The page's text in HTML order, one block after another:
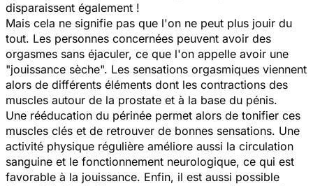
disparaissent également !
Mais cela ne signifie pas que l'on ne peut plus jouir du
tout. Les personnes concernées peuvent avoir des
orgasmes sans éjaculer, ce que l'on appelle avoir une
"jouissance sèche". Les sensations orgasmiques viennent
alors de différents éléments dont les contractions des
muscles autour de la prostate et à la base du pénis.
Une rééducation du périnée permet alors de tonifier ces
muscles clés et de retrouver de bonnes sensations. Une
activité physique régulière améliore aussi la circulation
sanguine et le fonctionnement neurologique, ce qui est
favorable à la jouissance. Enfin, il est aussi possible